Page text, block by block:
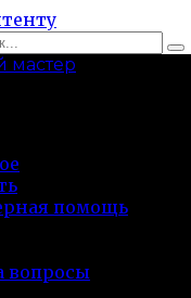
мастер
помощь
вопросы